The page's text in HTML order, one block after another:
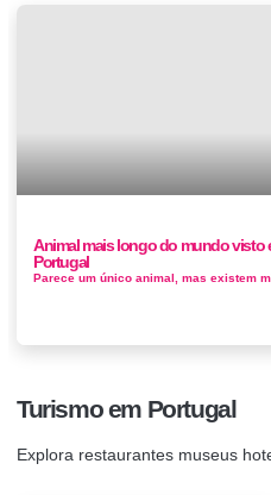
Animal mais longo do mundo visto
Portugal
Turismo em Portugal
Explora restaurantes museus